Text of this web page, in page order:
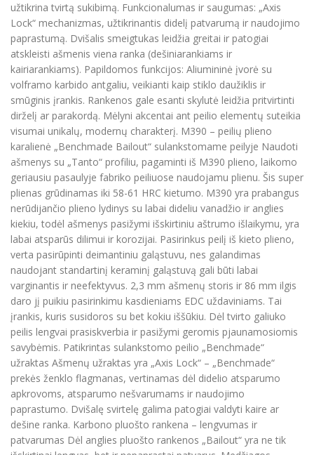
užtikrina tvirtą sukibimą. Funkcionalumas ir saugumas: „Axis
Lock“ mechanizmas, užtikrinantis didelį patvarumą ir naudojimo
paprastumą. Dvišalis smeigtukas leidžia greitai ir patogiai
atskleisti ašmenis viena ranka (dešiniarankiams ir
kairiarankiams). Papildomos funkcijos: Aliumininė įvorė su
volframo karbido antgaliu, veikianti kaip stiklo daužiklis ir
smūginis įrankis. Rankenos gale esanti skylutė leidžia pritvirtinti
dirželį ar parakordą. Mėlyni akcentai ant peilio elementų suteikia
visumai unikalų, modernų charakterį. M390 – peilių plieno
karalienė „Benchmade Bailout“ sulankstomame peilyje Naudoti
ašmenys su „Tanto“ profiliu, pagaminti iš M390 plieno, laikomo
geriausiu pasaulyje fabriko peiliuose naudojamu plienu. Šis super
plienas grūdinamas iki 58-61 HRC kietumo. M390 yra prabangus
nerūdijančio plieno lydinys su labai dideliu vanadžio ir anglies
kiekiu, todėl ašmenys pasižymi išskirtiniu aštrumo išlaikymu, yra
labai atsparūs dilimui ir korozijai. Pasirinkus peilį iš kieto plieno,
verta pasirūpinti deimantiniu galąstuvu, nes galandimas
naudojant standartinį keraminį galąstuvą gali būti labai
varginantis ir neefektyvus. 2,3 mm ašmenų storis ir 86 mm ilgis
daro jį puikiu pasirinkimu kasdieniams EDC uždaviniams. Tai
įrankis, kuris susidoros su bet kokiu iššūkiu. Dėl tvirto galiuko
peilis lengvai prasiskverbia ir pasižymi geromis pjaunamosiomis
savybėmis. Patikrintas sulankstomo peilio „Benchmade“
užraktas Ašmenų užraktas yra „Axis Lock“ – „Benchmade“
prekės ženklo flagmanas, vertinamas dėl didelio atsparumo
apkrovoms, atsparumo nešvarumams ir naudojimo
paprastumo. Dvišalę svirtelę galima patogiai valdyti kaire ar
dešine ranka. Karbono pluošto rankena – lengvumas ir
patvarumas Dėl anglies pluošto rankenos „Bailout“ yra ne tik